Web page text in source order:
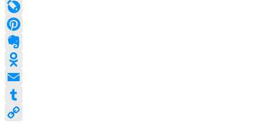
Mail.Ru
LiveJournal
Pinterest
Evernote
Odnoklassniki
Email
Tumblr